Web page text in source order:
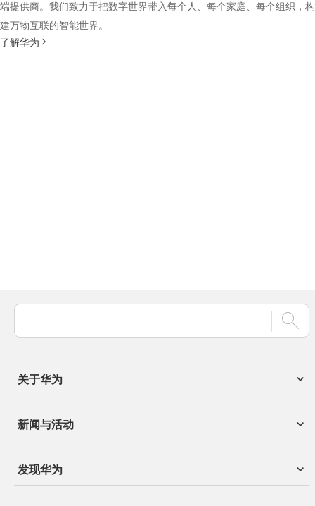
端提供商。我们致力于把数字世界带入每个人、每个家庭、每个组织，构
建万物互联的智能世界。
了解华为
关于华为
新闻与活动
发现华为